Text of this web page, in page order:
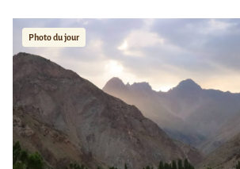
Photo du jour